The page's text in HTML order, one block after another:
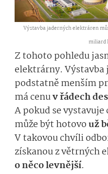
Výstavba jaderných elektráren
miliard
Z tohoto pohledu
elektrárny.
podstatně menším
má cenuv řádech
A pokud se
může být hotovouž
V takovou chvíli
získanou z větrných
o něco levnější.